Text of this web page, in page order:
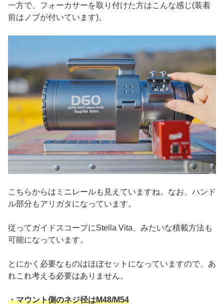
一方で、フォーカサーを取り付けた方はこんな感じ(装着
前はノブが付いています)。
こちらからはミニレールも見えていますね。なお、ハンド
ル部分もアリガタになっています。
従ってガイドスコープにStella Vita、みたいな積載方法も
可能になっています。
とにかく必要なものはほぼセットになっていますので、あ
れこれ考える必要はありません。
・マウント側のネジ径はM48/M54